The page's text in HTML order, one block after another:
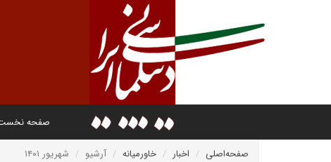
صفحه
صفحه‌اصلی اخبار خاورمیانه آرشیو شهریور ۱۴۰۱